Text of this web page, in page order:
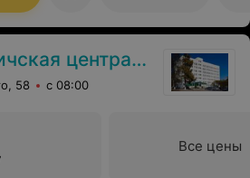
поликлиника
58 с 08:00
Все цены